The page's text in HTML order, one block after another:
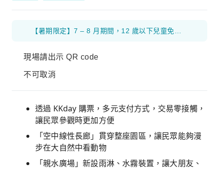
現場請出示 QR code
不可取消
透過 KKday 購票，多元支付方式，交易零接觸，
讓民眾參觀時更加方便
「空中線性長廊」貫穿整座園區，讓民眾能夠漫
步在大自然中看動物
「親水廣場」新設雨淋、水霧裝置，讓大朋友、